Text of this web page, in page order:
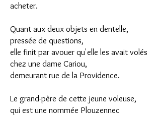
acheter.
Quant aux deux objets en dentelle,
pressée de questions,
elle finit par avouer qu'elle les avait volés
chez une dame Cariou,
demeurant rue de la Providence.
Le grand-père de cette jeune voleuse,
qui est une nommée Plouzennec